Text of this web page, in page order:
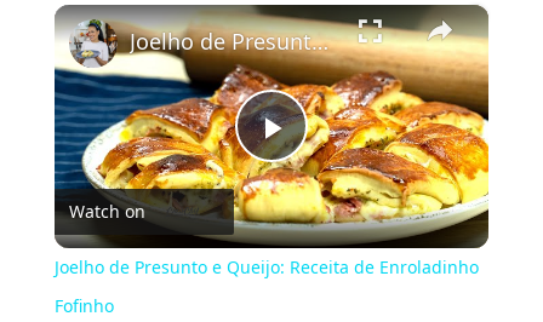
×
Play
Video
Joelho de Presunto e Queijo: Receita de Enroladinho Fofinho
Watch on
Joelho de Presunto e Queijo: Receita de Enroladinho
Fofinho